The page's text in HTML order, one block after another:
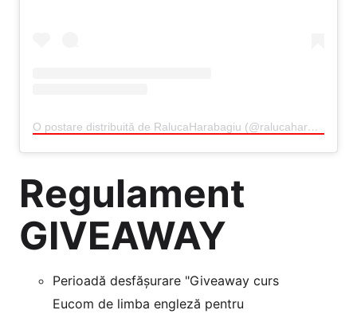
O postare distribuită de RalucaHarabagiu (@ralucaharabagiu)
Regulament
GIVEAWAY
Perioadă desfășurare "Giveaway curs
Eucom de limba engleză pentru